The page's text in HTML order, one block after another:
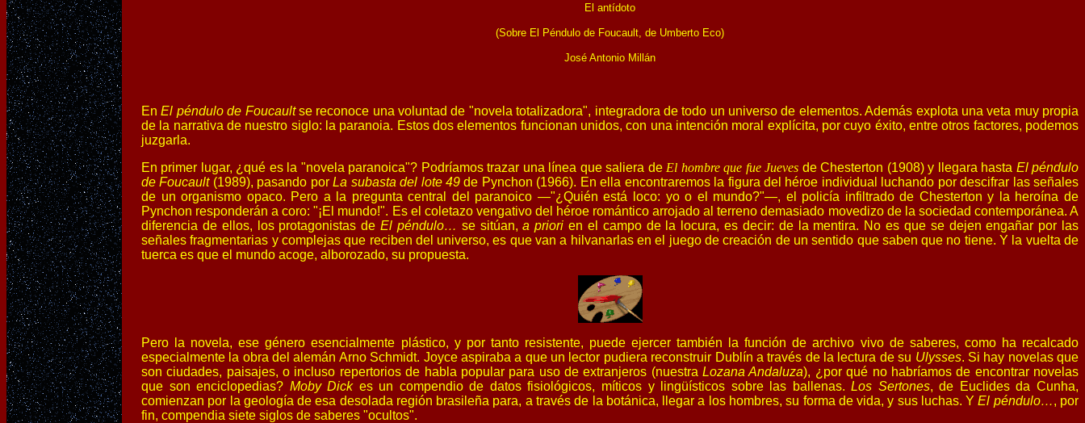
El antídoto
(Sobre El Péndulo de Foucault , de Umberto Eco)
José Antonio Millán
EnEl péndulo de Foucaultse reconoce una voluntad de "novela totalizadora", integradora de todo un universo de elementos. Además explota una veta muy propia
de la narrativa de nuestro siglo: la paranoia. Estos dos elementos funcionan unidos, con una intención moral explícita, por cuyo éxito, entre otros factores, podemos
juzgarla.
En primer lugar, ¿qué es la "novela paranoica"? Podríamos trazar una línea que saliera de El hombre que fue Jueves de Chesterton (1908) y llegara hasta El péndulo
de Foucault (1989), pasando porLa subasta del lote 49de Pynchon (1966). En ella encontraremos la figura del héroe individual luchando por descifrar las señales
de un organismo opaco. Pero a la pregunta central del paranoico —"¿Quién está loco: yo o el mundo?"—, el policía infiltrado de Chesterton y la heroína de
Pynchon responderán a coro: "¡El mundo!". Es el coletazo vengativo del héroe romántico arrojado al terreno demasiado movedizo de la sociedad contemporánea. A
diferencia de ellos, los protagonistas de El péndulo… se sitúan,a priorien el campo de la locura, es decir: de la mentira. No es que se dejen engañar por las
señales fragmentarias y complejas que reciben del universo, es que van a hilvanarlas en el juego de creación de un sentido que saben que no tiene. Y la vuelta de
tuerca es que el mundo acoge, alborozado, su propuesta.
Pero la novela, ese género esencialmente plástico, y por tanto resistente, puede ejercer también la función de archivo vivo de saberes, como ha recalcado
especialmente la obra del alemán Arno Schmidt. Joyce aspiraba a que un lector pudiera reconstruir Dublín a través de la lectura de su Ulysses. Si hay novelas que
son ciudades, paisajes, o incluso repertorios de habla popular para uso de extranjeros (nuestraLozana Andaluza), ¿por qué no habríamos de encontrar novelas
que son enciclopedias? Moby Dick es un compendio de datos fisiológicos, míticos y lingüísticos sobre las ballenas.Los Sertones, de Euclides da Cunha,
comienzan por la geología de esa desolada región brasileña para, a través de la botánica, llegar a los hombres, su forma de vida, y sus luchas. YEl péndulo…, por
fin, compendia siete siglos de saberes "ocultos".